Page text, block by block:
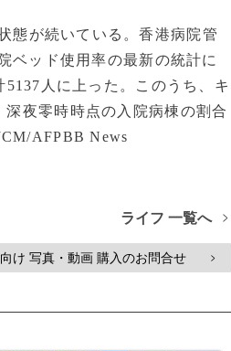
態が続いている。香港病院管
ベッド使用率の最新の統計に
人に上った。このうち、キ
深夜零時時点の入院病棟の割合
AFPBB News
ライフ 一覧へ >
け 写真・動画 購入のお問合せ >